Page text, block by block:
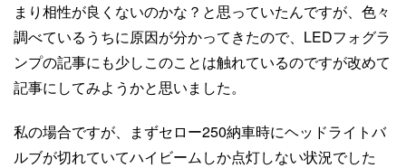
まり相性が良くないのかな？と思っていたんですが、色々
調べているうちに原因が分かってきたので、LEDフォグラ
ンプの記事にも少しこのことは触れているのですが改めて
記事にしてみようかと思いました。
私の場合ですが、まずセロー250納車時にヘッドライトバ
ルブが切れていてハイビームしか点灯しない状況でした